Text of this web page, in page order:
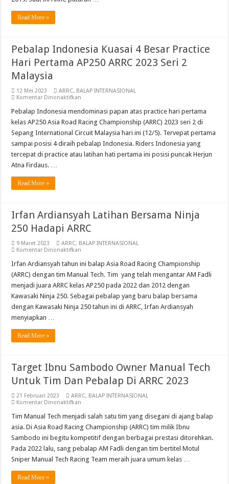
Read More »
Pebalap Indonesia Kuasai 4 Besar Practice
Hari Pertama AP250 ARRC 2023 Seri 2
Malaysia
12 Mei 2023 ARRC, BALAP INTERNASIONAL
Komentar Dinonaktifkan
Indonesia
4
Besar
Practice
Hari
Pertama
AP250
Pebalap Indonesia mendominasi papan atas practice hari pertama
kelas AP250 Asia Road Racing Championship (ARRC) 2023 seri 2 di
Sepang International Circuit Malaysia hari ini (12/5). Tervepat pertama
sampai posisi 4 diraih pebalap Indonesia. Riders Indonesia yang
tercepat di practice atau latihan hati pertama ini posisi puncak Herjun
Atna Firdaus. …
Read More »
Irfan Ardiansyah Latihan Bersama Ninja
250 Hadapi ARRC
9 Maret 2023 ARRC, BALAP INTERNASIONAL
Komentar Dinonaktifkan
Ardiansyah
Bersama
Ninja
250
Hadapi
Irfan Ardiansyah tahun ini balap Asia Road Racing Championship
(ARRC) dengan tim Manual Tech. Tim yang telah mengantar AM Fadli
menjadi juara ARRC kelas AP250 pada 2022 dan 2012 dengan
Kawasaki Ninja 250. Sebagai pebalap yang baru balap bersama
dengan Kawasaki Ninja 250 tahun ini di ARRC, Irfan Ardiansyah
menyiapkan …
Read More »
Target Ibnu Sambodo Owner Manual Tech
Untuk Tim Dan Pebalap Di ARRC 2023
21 Februari 2023 ARRC, BALAP INTERNASIONAL
Komentar Dinonaktifkan
Ibnu
Owner
Manual
Tech
Untuk
Tim
Dan
Tim Manual Tech menjadi salah satu tim yang disegani di ajang balap
asia. Di Asia Road Racing Championship (ARRC) tim milik Ibnu
Sambodo ini begitu kompetitif dengan berbagai prestasi ditorehkan.
Pada 2022 lalu, sang pebalap AM Fadli dengan tim bertitel Motul
Sniper Manual Tech Racing Team meraih juara umum kelas …
Read More »